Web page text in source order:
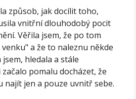
způsob, jak docílit toho,
vnitřní dlouhodobý pocit
Věřila jsem, že po tom
a že to naleznu někde
jsem, hledala a stále
pomalu docházet, že
najít jen a pouze uvnitř sebe.